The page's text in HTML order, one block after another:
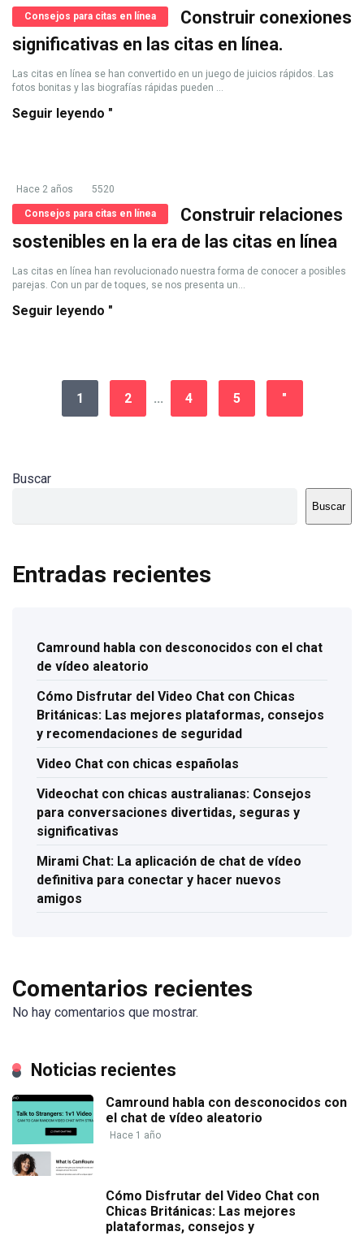
Consejos para citas en línea
Construir conexiones
significativas en las citas en línea.
Las citas en línea se han convertido en un juego de juicios rápidos. Las
fotos bonitas y las biografías rápidas pueden ...
Seguir leyendo "
Hace 2 años 5520
Consejos para citas en línea
Construir relaciones
sostenibles en la era de las citas en línea
Las citas en línea han revolucionado nuestra forma de conocer a posibles
parejas. Con un par de toques, se nos presenta un...
Seguir leyendo "
1 2 ... 4 5 "
Buscar
Buscar
Entradas recientes
Camround habla con desconocidos con el chat
de vídeo aleatorio
Cómo Disfrutar del Video Chat con Chicas
Británicas: Las mejores plataformas, consejos
y recomendaciones de seguridad
Video Chat con chicas españolas
Videochat con chicas australianas: Consejos
para conversaciones divertidas, seguras y
significativas
Mirami Chat: La aplicación de chat de vídeo
definitiva para conectar y hacer nuevos
amigos
Comentarios recientes
No hay comentarios que mostrar.
Noticias recientes
Camround habla con desconocidos con
el chat de vídeo aleatorio
Hace 1 año
Cómo Disfrutar del Video Chat con
Chicas Británicas: Las mejores
plataformas, consejos y